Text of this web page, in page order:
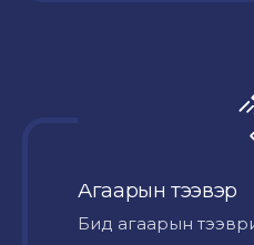
Агаарын тээвэр
Бид агаарын